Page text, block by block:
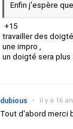
Enfin j'espère
+15
travailler des
une impro ,
un doigté sera
dubious • il y a 16
Tout d'abord merci